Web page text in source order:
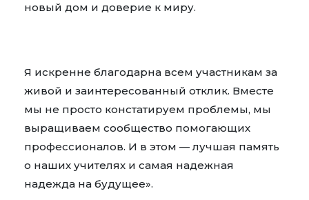
новый дом и доверие к миру.
Я искренне благодарна всем участникам за
живой и заинтересованный отклик. Вместе
мы не просто констатируем проблемы, мы
выращиваем сообщество помогающих
профессионалов. И в этом — лучшая память
о наших учителях и самая надежная
надежда на будущее».